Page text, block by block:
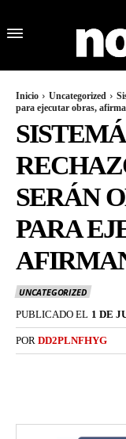
Inicio Uncategorized
para ejecutar obras,
SERÁN
PARA
UNCATEGORIZED
PUBLICADO EL 1 DE
POR DD2PLNFHYG